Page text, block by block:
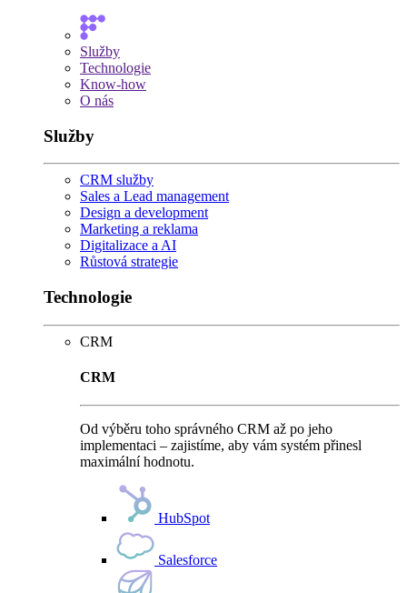
Služby
Technologie
Know-how
O nás
Služby
CRM služby
Sales a Lead management
Design a development
Marketing a reklama
Digitalizace a AI
Růstová strategie
Technologie
CRM
CRM
Od výběru toho správného CRM až po jeho
implementaci – zajistíme, aby vám systém přinesl
maximální hodnotu.
HubSpot
Salesforce